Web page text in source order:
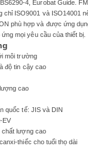
4, Eurobat Guide.
chỉ ISO9001 và ISO14001
phù hợp và được ứng
mọi yêu cầu của thiết bị.
môi trường
tin cậy cao
cao
tế: JIS và DIN
lượng cao
thiếc cho tuổi thọ dài